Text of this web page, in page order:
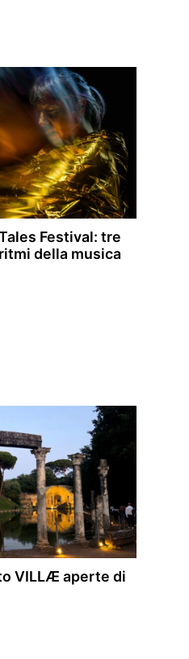
Festival: tre
della musica
VILLÆ aperte di